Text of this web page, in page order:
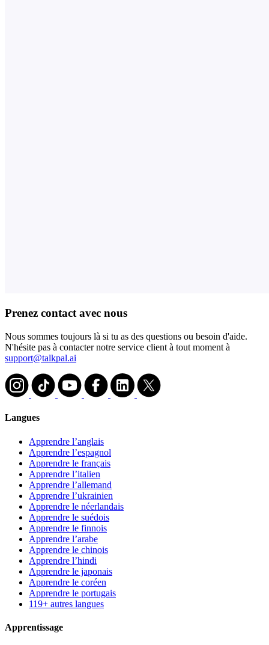
Prenez contact avec nous
Nous sommes toujours là si tu as des questions ou besoin d'aide.
N'hésite pas à contacter notre service client à tout moment à
support@talkpal.ai
Langues
Apprendre l’anglais
Apprendre l’espagnol
Apprendre le français
Apprendre l’italien
Apprendre l’allemand
Apprendre l’ukrainien
Apprendre le néerlandais
Apprendre le suédois
Apprendre le finnois
Apprendre l’arabe
Apprendre le chinois
Apprendre l’hindi
Apprendre le japonais
Apprendre le coréen
Apprendre le portugais
119+ autres langues
Apprentissage